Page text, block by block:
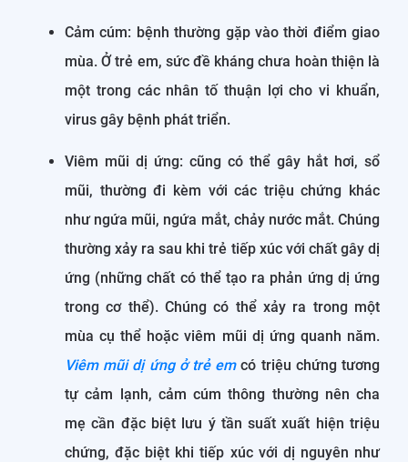
Cảm cúm: bệnh thường gặp vào thời điểm giao
mùa. Ở trẻ em, sức đề kháng chưa hoàn thiện là
một trong các nhân tố thuận lợi cho vi khuẩn,
virus gây bệnh phát triển.
Viêm mũi dị ứng: cũng có thể gây hắt hơi, sổ
mũi, thường đi kèm với các triệu chứng khác
như ngứa mũi, ngứa mắt, chảy nước mắt. Chúng
thường xảy ra sau khi trẻ tiếp xúc với chất gây dị
ứng (những chất có thể tạo ra phản ứng dị ứng
trong cơ thể). Chúng có thể xảy ra trong một
mùa cụ thể hoặc viêm mũi dị ứng quanh năm.
Viêm mũi dị ứng ở trẻ emcó triệu chứng tương
tự cảm lạnh, cảm cúm thông thường nên cha
mẹ cần đặc biệt lưu ý tần suất xuất hiện triệu
chứng, đặc biệt khi tiếp xúc với dị nguyên như